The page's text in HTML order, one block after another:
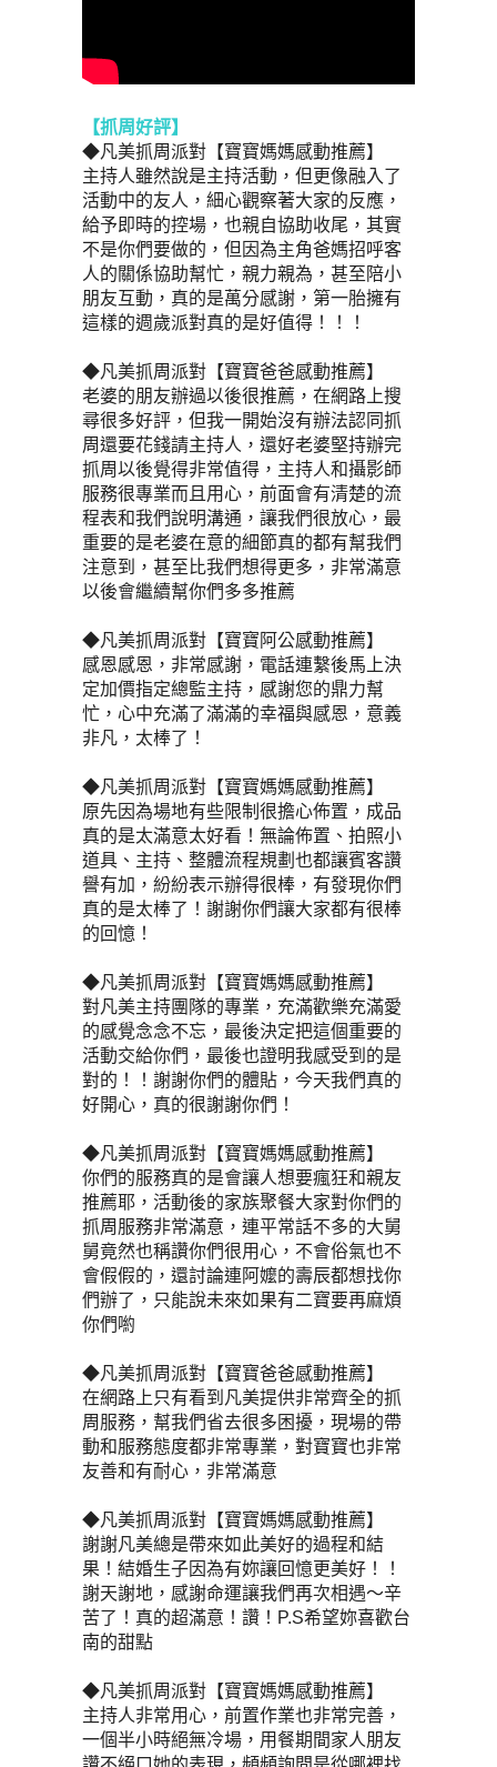
【抓周好評】
◆凡美抓周派對【寶寶媽媽感動推薦】
主持人雖然說是主持活動，但更像融入了
活動中的友人，細心觀察著大家的反應，
給予即時的控場，也親自協助收尾，其實
不是你們要做的，但因為主角爸媽招呼客
人的關係協助幫忙，親力親為，甚至陪小
朋友互動，真的是萬分感謝，第一胎擁有
這樣的週歲派對真的是好值得！！！
◆凡美抓周派對【寶寶爸爸感動推薦】
老婆的朋友辦過以後很推薦，在網路上搜
尋很多好評，但我一開始沒有辦法認同抓
周還要花錢請主持人，還好老婆堅持辦完
抓周以後覺得非常值得，主持人和攝影師
服務很專業而且用心，前面會有清楚的流
程表和我們說明溝通，讓我們很放心，最
重要的是老婆在意的細節真的都有幫我們
注意到，甚至比我們想得更多，非常滿意
以後會繼續幫你們多多推薦
◆凡美抓周派對【寶寶阿公感動推薦】
感恩感恩，非常感謝，電話連繫後馬上決
定加價指定總監主持，感謝您的鼎力幫
忙，心中充滿了滿滿的幸福與感恩，意義
非凡，太棒了！
◆凡美抓周派對【寶寶媽媽感動推薦】
原先因為場地有些限制很擔心佈置，成品
真的是太滿意太好看！無論佈置、拍照小
道具、主持、整體流程規劃也都讓賓客讚
譽有加，紛紛表示辦得很棒，有發現你們
真的是太棒了！謝謝你們讓大家都有很棒
的回憶！
◆凡美抓周派對【寶寶媽媽感動推薦】
對凡美主持團隊的專業，充滿歡樂充滿愛
的感覺念念不忘，最後決定把這個重要的
活動交給你們，最後也證明我感受到的是
對的！！謝謝你們的體貼，今天我們真的
好開心，真的很謝謝你們！
◆凡美抓周派對【寶寶媽媽感動推薦】
你們的服務真的是會讓人想要瘋狂和親友
推薦耶，活動後的家族聚餐大家對你們的
抓周服務非常滿意，連平常話不多的大舅
舅竟然也稱讚你們很用心，不會俗氣也不
會假假的，還討論連阿嬤的壽辰都想找你
們辦了，只能說未來如果有二寶要再麻煩
你們喲
◆凡美抓周派對【寶寶爸爸感動推薦】
在網路上只有看到凡美提供非常齊全的抓
周服務，幫我們省去很多困擾，現場的帶
動和服務態度都非常專業，對寶寶也非常
友善和有耐心，非常滿意
◆凡美抓周派對【寶寶媽媽感動推薦】
謝謝凡美總是帶來如此美好的過程和結
果！結婚生子因為有妳讓回憶更美好！！
謝天謝地，感謝命運讓我們再次相遇～辛
苦了！真的超滿意！讚！P.S希望妳喜歡台
南的甜點
◆凡美抓周派對【寶寶媽媽感動推薦】
主持人非常用心，前置作業也非常完善，
一個半小時絕無冷場，用餐期間家人朋友